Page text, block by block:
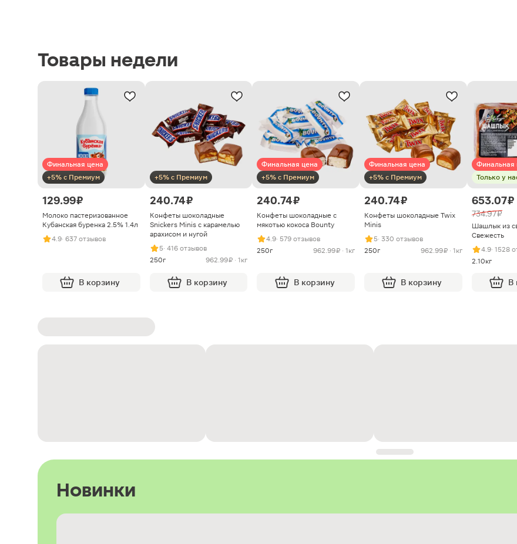
Товары недели
Финальная цена
+5% с Премиум
129.99 ₽
Молоко пастеризованное
Кубанская буренка 2.5% 1.4л
4.9· 637 отзывов
В корзину
+5% с Премиум
240.74 ₽
Конфеты шоколадные
Snickers Minis с карамелью
арахисом и нугой
5· 416 отзывов
250г
962.99 ₽ · 1кг
В корзину
Финальная цена
+5% с Премиум
240.74 ₽
Конфеты шоколадные с
мякотью кокоса Bounty
4.9· 579 отзывов
250г
962.99 ₽ · 1кг
В корзину
Финальная цена
+5% с Премиум
240.74 ₽
Конфеты шоколадные Twix
Minis
5· 330 отзывов
250г
962.99 ₽ · 1кг
В корзину
Финальная
Только у
653.07 ₽
734.97 ₽
Шашлык из
Свежесть
4.9· 1528
2.10кг
В
Новинки